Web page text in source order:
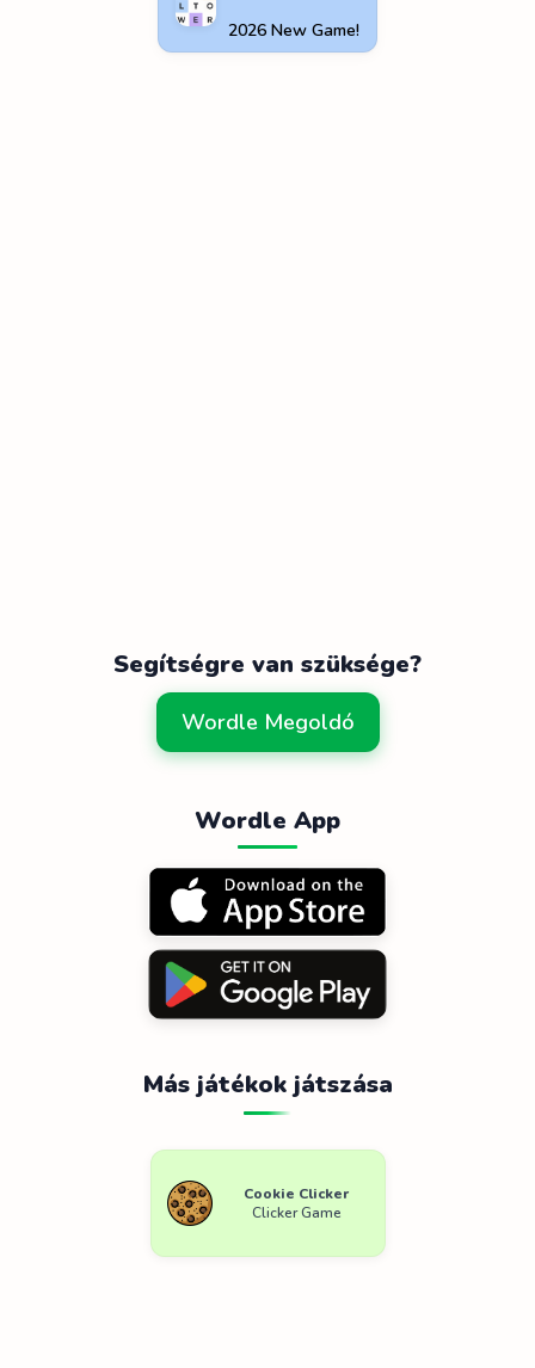
2026 New Game!
Segítségre van szüksége?
Wordle Megoldó
Wordle App
Más játékok játszása
Cookie Clicker
Clicker Game